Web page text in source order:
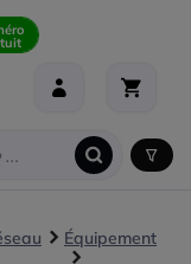
Équipement